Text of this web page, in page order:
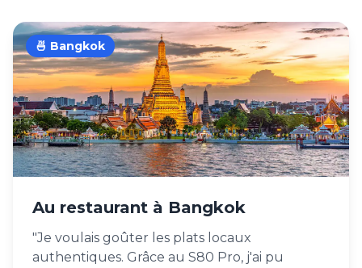
🍜 Bangkok
Au restaurant à Bangkok
"Je voulais goûter les plats locaux
authentiques. Grâce au S80 Pro, j'ai pu